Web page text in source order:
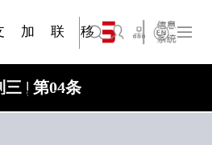
船舶与海洋
加
入
常见问题FAQ
联
系
移
旗下公司名称四 English
| 第04条